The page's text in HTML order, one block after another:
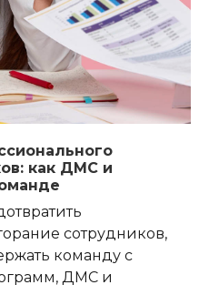
как ДМС и
сотрудников,
команду с
ДМС и